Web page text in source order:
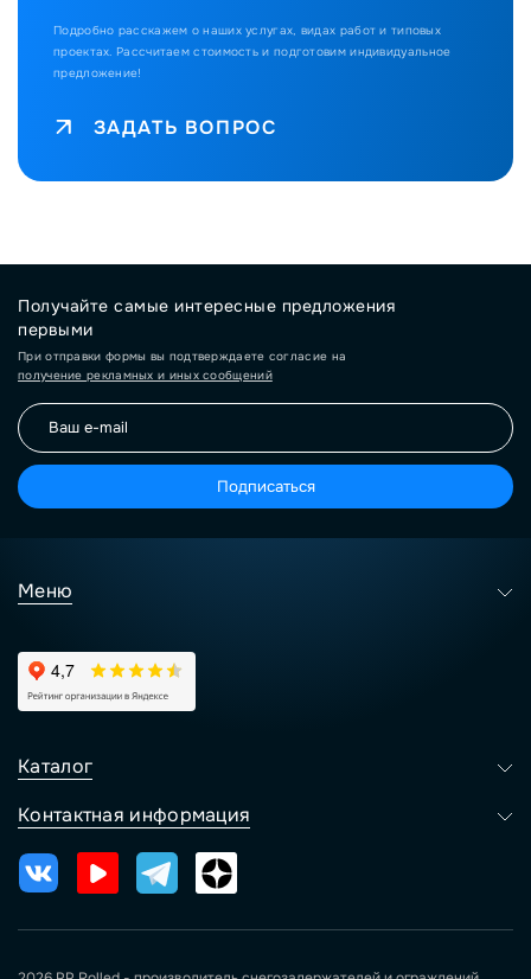
Подробно расскажем о наших услугах, видах работ и типовых
проектах. Рассчитаем стоимость и подготовим индивидуальное
предложение!
ЗАДАТЬ ВОПРОС
Получайте самые интересные предложения
первыми
При отправки формы вы подтверждаете согласие на
получение рекламных и иных сообщений
Подписаться
Меню
Каталог
Контактная информация